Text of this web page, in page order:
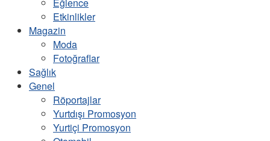
Etkinlikler
Magazin
Moda
Fotoğraflar
Sağlık
Genel
Röportajlar
Yurtdışı Promosyon
Yurtiçi Promosyon